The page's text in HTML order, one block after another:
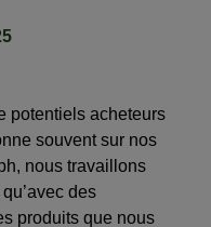
potentiels acheteurs
souvent sur nos
nous travaillons
des
produits que nous